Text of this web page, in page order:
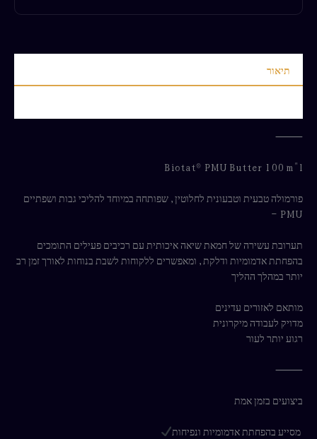
תיאור
⸻
Biotat® PMU Butter 100 m"l
פורמולה טבעית וטבעונית לחלוטין, שפותחה במיוחד להליכי גבות ושפתיים
PMU –
תערובת עשירה של חמאת שיאה איכותית עם רכיבים פעילים התומכים
בהפחתת אדמומיות ודלקת, ומאפשרים ללקוחות לשבת בנוחות לאורך זמן רב
יותר במהלך ההליך
מותאם לאזורים עדינים
מדויק לעבודה מיקרונית
רגוע יותר לעור
⸻
ביצועים בזמן אמת
מסייע בהפחתת אדמומיות ונפיחות